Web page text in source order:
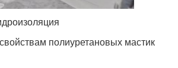
полиуретановых мастик